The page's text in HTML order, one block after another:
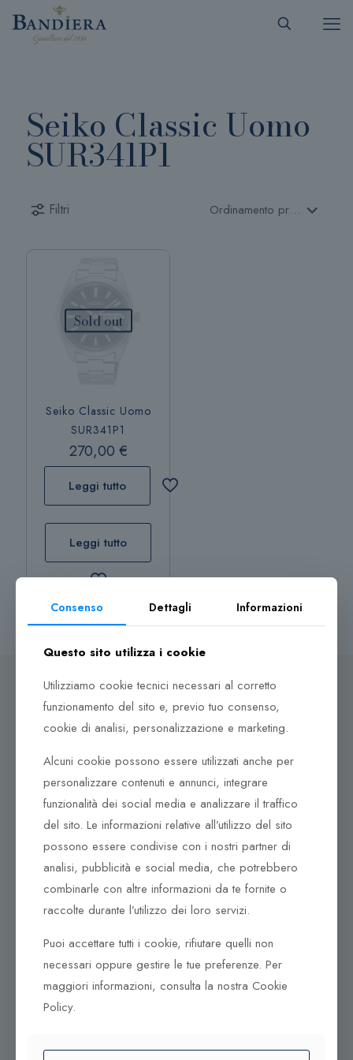
Seiko Classic Uomo
SUR341P1
Filtri
Sold out
Seiko Classic Uomo
SUR341P1
270,00 €
Leggi tutto
Leggi tutto
Dove ci puoi trovare
Corso Italia, 161
Tel. +39 0932 683156
97100 Ragusa RG
Corso Vittorio Emanuele 79/A
Tel. +39 0933 942394
95042 Grammichele CT
Consenso Dettagli Informazioni
Questo sito utilizza i cookie
Utilizziamo cookie tecnici necessari al corretto
funzionamento del sito e, previo tuo consenso,
cookie di analisi, personalizzazione e marketing.
Alcuni cookie possono essere utilizzati anche per
personalizzare contenuti e annunci, integrare
funzionalità dei social media e analizzare il traffico
del sito. Le informazioni relative all’utilizzo del sito
possono essere condivise con i nostri partner di
analisi, pubblicità e social media, che potrebbero
combinarle con altre informazioni da te fornite o
raccolte durante l’utilizzo dei loro servizi.
Puoi accettare tutti i cookie, rifiutare quelli non
necessari oppure gestire le tue preferenze. Per
maggiori informazioni, consulta la nostra Cookie
Policy.